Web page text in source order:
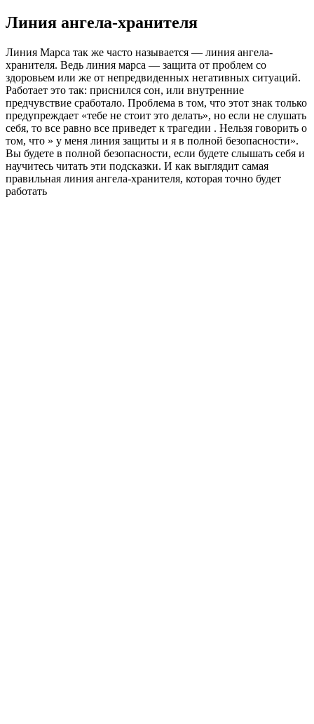
Линия ангела-хранителя
Линия Марса так же часто называется — линия ангела-
хранителя. Ведь линия марса — защита от проблем со
здоровьем или же от непредвиденных негативных ситуаций.
Работает это так: приснился сон, или внутренние
предчувствие сработало. Проблема в том, что этот знак только
предупреждает «тебе не стоит это делать», но если не слушать
себя, то все равно все приведет к трагедии . Нельзя говорить о
том, что » у меня линия защиты и я в полной безопасности».
Вы будете в полной безопасности, если будете слышать себя и
научитесь читать эти подсказки. И как выглядит самая
правильная линия ангела-хранителя, которая точно будет
работать